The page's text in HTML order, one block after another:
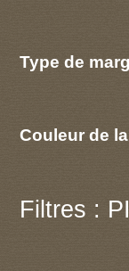
Type de
Couleur de
Filtres :